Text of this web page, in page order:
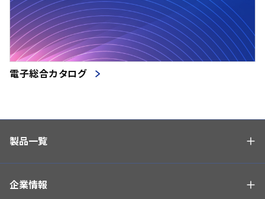
電子総合カタログ
製品一覧
企業情報